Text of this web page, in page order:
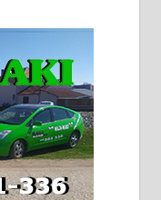
другу.
Две
на
7 ари.